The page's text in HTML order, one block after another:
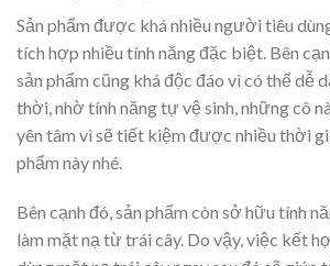
Sản phẩm được khá nhiều người tiêu
tích hợp nhiều tính năng đặc biệt. Bên
sản phẩm cũng khá độc đáo vì có thể dễ
thời, nhờ tính năng tự vệ sinh, những cô
yên tâm vì sẽ tiết kiệm được nhiều thời
phẩm này nhé.
Bên cạnh đó, sản phẩm còn sở hữu tính
làm mặt nạ từ trái cây. Do vậy, việc kết